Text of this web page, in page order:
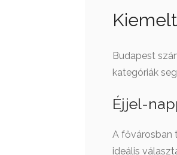
Budapest
kategóriák
Éjjel-
A fővárosban
ideális